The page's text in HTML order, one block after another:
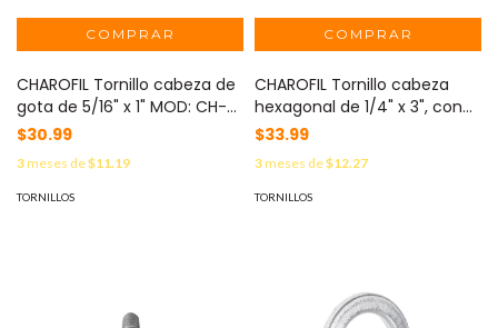
CHAROFIL Tornillo cabeza de
gota de 5/16" x 1" MOD: CH-
TCG-7-25
$30.99
3meses de$11.19
TORNILLOS
CHAROFIL Tornillo cabeza
hexagonal de 1/4" x 3", con
acabado Electro Zinc (No
incluye tuerca, ni arandela)
MOD: CH-TCH-6-76
$33.99
3meses de$12.27
TORNILLOS